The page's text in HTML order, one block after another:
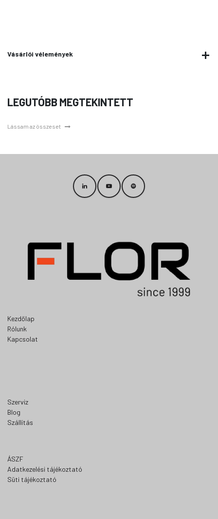
Vásárlói vélemények
LEGUTÓBB MEGTEKINTETT
Lássam az összeset
Kezdőlap
Rólunk
Kapcsolat
Szerviz
Blog
Szállítás
ÁSZF
Adatkezelési tájékoztató
Süti tájékoztató